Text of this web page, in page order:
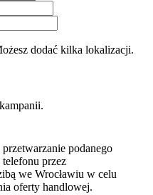
dodać kilka lokalizacji.
podanego
przez
we Wrocławiu w celu
oferty handlowej.